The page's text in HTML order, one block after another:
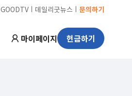
GOODTV ㅣ 데일리굿뉴스 ㅣ 문의하기
마이페이지 헌금하기